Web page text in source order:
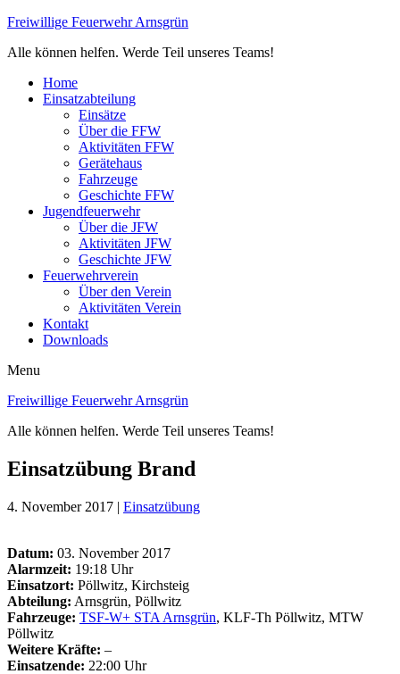
Freiwillige Feuerwehr Arnsgrün
Alle können helfen. Werde Teil unseres Teams!
Home
Einsatzabteilung
Einsätze
Über die FFW
Aktivitäten FFW
Gerätehaus
Fahrzeuge
Geschichte FFW
Jugendfeuerwehr
Über die JFW
Aktivitäten JFW
Geschichte JFW
Feuerwehrverein
Über den Verein
Aktivitäten Verein
Kontakt
Downloads
Menu
Freiwillige Feuerwehr Arnsgrün
Alle können helfen. Werde Teil unseres Teams!
Einsatzübung Brand
4. November 2017 | Einsatzübung
Datum: 03. November 2017
Alarmzeit: 19:18 Uhr
Einsatzort: Pöllwitz, Kirchsteig
Abteilung: Arnsgrün, Pöllwitz
Fahrzeuge: TSF-W+ STA Arnsgrün, KLF-Th Pöllwitz, MTW
Pöllwitz
Weitere Kräfte: –
Einsatzende: 22:00 Uhr